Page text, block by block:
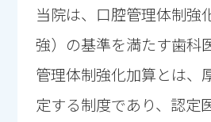
当院は、口腔管理体制強
強）の基準を満たす歯科
管理体制強化加算とは、
定する制度であり、認定